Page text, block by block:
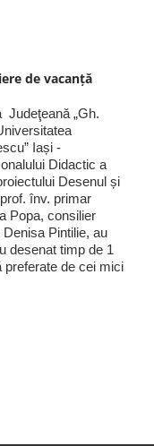
de vacanță
Judeţeană „Gh.
Iași -
Didactic a
Desenul și
înv. primar
Popa, consilier
Pintilie, au
desenat timp de 1
preferate de cei mici